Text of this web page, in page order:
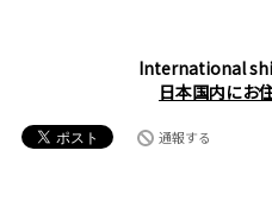
International
日本国内にお
通報する